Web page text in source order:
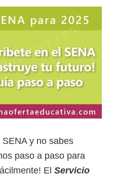
y no sabes
paso a paso para
El Servicio